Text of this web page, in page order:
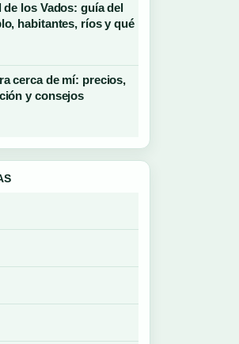
de los Vados: guía del
habitantes, ríos y qué
cerca de mí: precios,
y consejos